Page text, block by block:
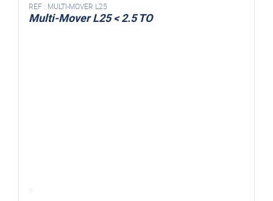
REF : MULTI-MOVER L25
Multi-Mover L25 < 2.5 TO